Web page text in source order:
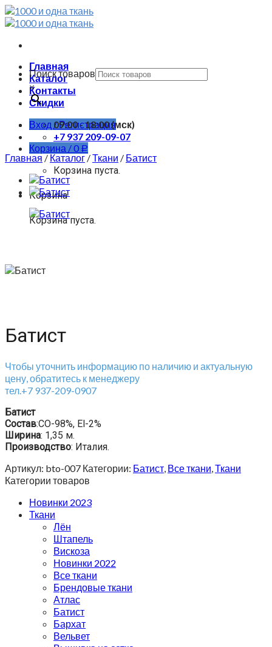
Skip
to
Главная
Каталог
Контакты
Скидки
Вход / Регистрация
Корзина /0 Р
Корзина пуста.
Корзина
Корзина пуста.
Поиск товаров
×
09:00 - 18:00 (мск)
+7 937 209-09-07
Главная/Каталог/Ткани / Батист
Батист
Чтобы уточнить информацию по наличию и актуальную
цену, обратитесь к менеджеру
тел.+7 937-209-0907
Батист
Состав:CO-98%, El-2%
Ширина: 1,35 м.
Производство: Италия.
Артикул: bto-007 Категории: Батист, Все ткани,Ткани
Категории товаров
Новинки 2023
Ткани
Лён
Штапель
Вискоза
Новинки 2022
Все ткани
Брендовые ткани
Атлас
Батист
Бархат
Вельвет